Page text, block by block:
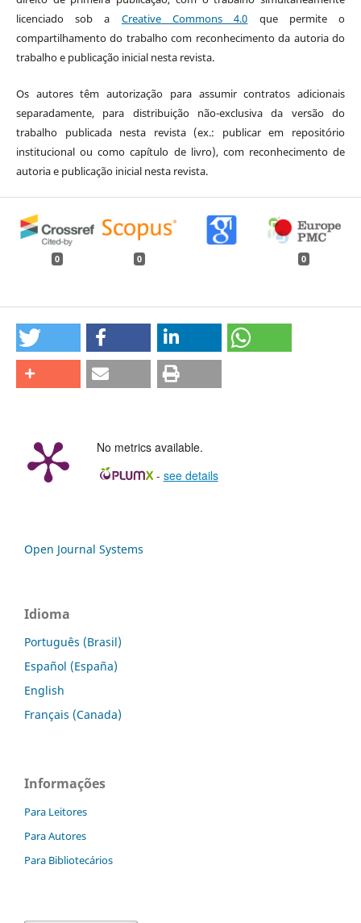
licenciado sob a Creative Commons 4.0 que permite o
compartilhamento do trabalho com reconhecimento da autoria do
trabalho e publicação inicial nesta revista.
Os autores têm autorização para assumir contratos adicionais
separadamente, para distribuição não-exclusiva da versão do
trabalho publicada nesta revista (ex.: publicar em repositório
institucional ou como capítulo de livro), com reconhecimento de
autoria e publicação inicial nesta revista.
0 0 0
No metrics available.
- see details
Open Journal Systems
Idioma
Português (Brasil)
Español (España)
English
Français (Canada)
Informações
Para Leitores
Para Autores
Para Bibliotecários